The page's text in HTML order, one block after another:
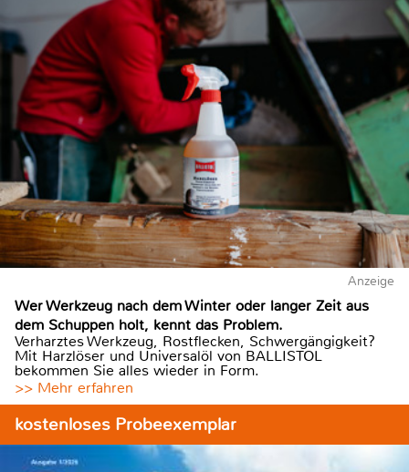
Anzeige
Wer Werkzeug nach dem Winter oder langer Zeit aus
dem Schuppen holt, kennt das Problem.
Verharztes Werkzeug, Rostflecken, Schwergängigkeit?
Mit Harzlöser und Universalöl von BALLISTOL
bekommen Sie alles wieder in Form.
>> Mehr erfahren
kostenloses Probeexemplar